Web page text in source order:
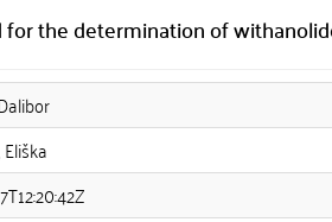
the determination of